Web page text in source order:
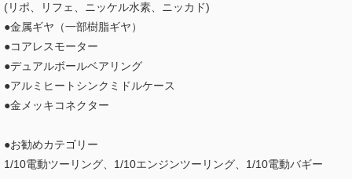
(リポ、リフェ、ニッケル水素、ニッカド)
●金属ギヤ（一部樹脂ギヤ）
●コアレスモーター
●デュアルボールベアリング
●アルミヒートシンクミドルケース
●金メッキコネクター
●お勧めカテゴリー
1/10電動ツーリング、1/10エンジンツーリング、1/10電動バギー